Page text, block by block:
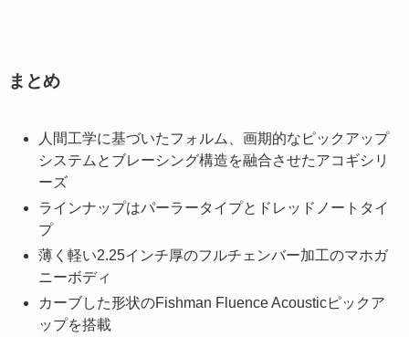
まとめ
人間工学に基づいたフォルム、画期的なピックアップ
システムとブレーシング構造を融合させたアコギシリ
ーズ
ラインナップはパーラータイプとドレッドノートタイ
プ
薄く軽い2.25インチ厚のフルチェンバー加工のマホガ
ニーボディ
カーブした形状のFishman Fluence Acousticピックア
ップを搭載